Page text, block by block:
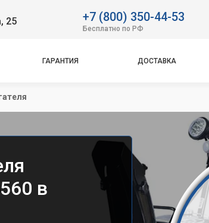
25 +7 (800) 350-44-53
Бесплатно по РФ
ГАРАНТИЯ ДОСТАВКА
в